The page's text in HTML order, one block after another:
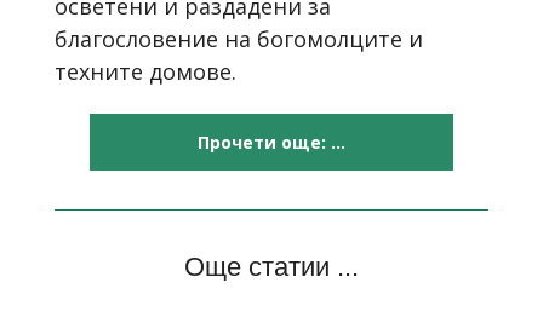
осветени и раздадени за
благословение на богомолците и
техните домове.
Прочети още: ...
Още статии ...